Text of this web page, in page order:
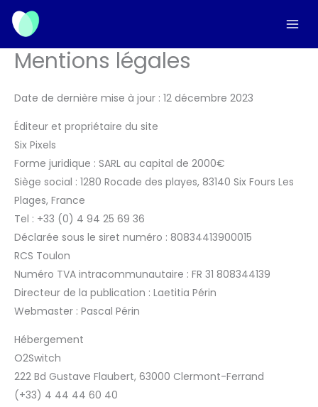
Aller
contenu
Mentions légales
Date de dernière mise à jour : 12 décembre 2023
Éditeur et propriétaire du site
Six Pixels
Forme juridique : SARL au capital de 2000€
Siège social : 1280 Rocade des playes, 83140 Six Fours Les
Plages, France
Tel : +33 (0) 4 94 25 69 36
Déclarée sous le siret numéro : 80834413900015
RCS Toulon
Numéro TVA intracommunautaire : FR 31 808344139
Directeur de la publication : Laetitia Périn
Webmaster : Pascal Périn
Hébergement
O2Switch
222 Bd Gustave Flaubert, 63000 Clermont-Ferrand
(+33) 4 44 44 60 40